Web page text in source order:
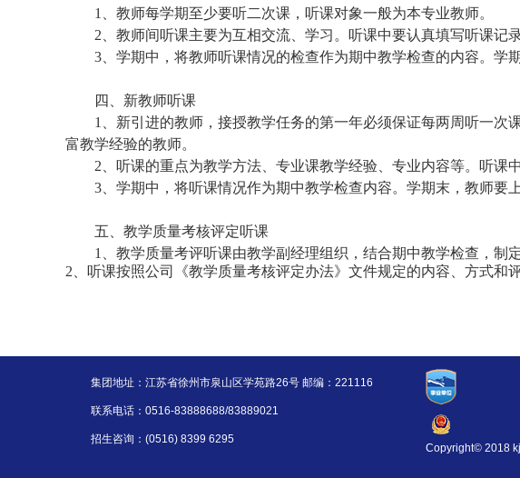
1
、教师每学期至少要听二次课，听课对象一般为本专业教师。
2 、教师间听课主要为互相交流、学习。听课中要认真填写听课记录
3 、学期中，将教师听课情况的检查作为期中教学检查的内容。学
四、新教师听课
1
、新引进的教师，接授教学任务的第一年必须保证每两周听一
富教学经验的教师。
2 、听课的重点为教学方法、专业课教学经验、专业内容等。听课
3 、学期中，将听课情况作为期中教学检查内容。学期末，教师
五、教学质量考核评定听课
1
、教学质量考评听课由教学副经理组织，结合期中教学检查，制
2 、听课按照公司《教学质量考核评定办法》文件规定的内容、方式和
集团地址：江苏省徐州市泉山区学苑路26号 邮编：221116
联系电话：0516-83888688/83889021
招生咨询：(0516) 8399 6295
Copyright© 2018